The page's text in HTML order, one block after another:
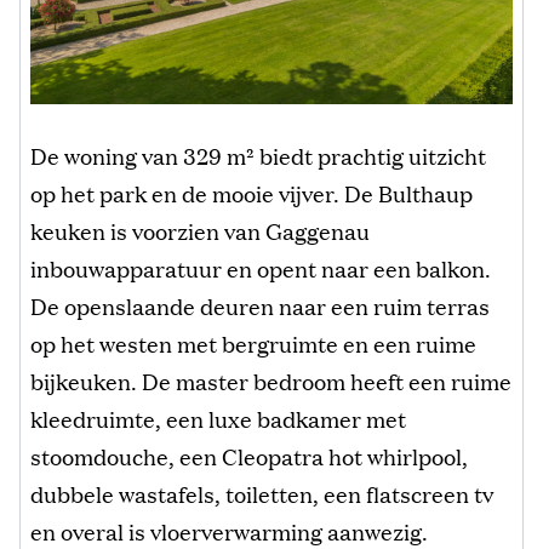
De woning van329 m²biedt prachtig uitzicht
op het park en de mooie vijver. De Bulthaup
keuken is voorzien van Gaggenau
inbouwapparatuur en opent naar een balkon.
De openslaande deuren naar een ruim terras
op het westen met bergruimte en een ruime
bijkeuken. De master bedroom heeft een ruime
kleedruimte, een luxe badkamer met
stoomdouche, een Cleopatra hot whirlpool,
dubbele wastafels, toiletten, een flatscreen tv
en overal is vloerverwarming aanwezig.